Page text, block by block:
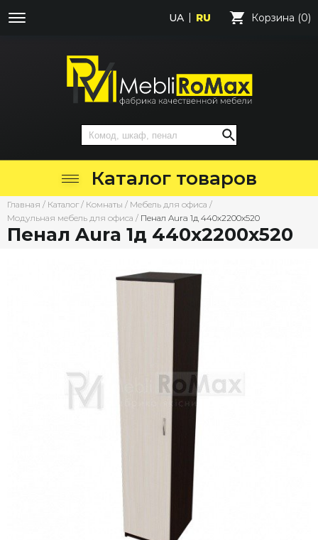
UA RU Корзина (0)
Каталог товаров
Главная / Каталог / Комнаты / Мебель для офиса /
Модульная мебель для офиса / Пенал Aura 1д 440х2200х520
Пенал Aura 1д 440х2200х520